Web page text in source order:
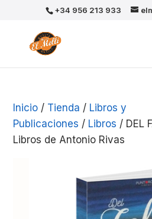
+34 956 213 933
Inicio / Tienda / Libros y
Publicaciones / Libros / DEL
Libros de Antonio Rivas